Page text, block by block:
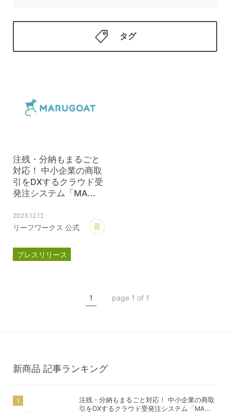
タグ
注残・分納もまるごと
対応！ 中小企業の商取
引をDXするクラウド受
発注システム「MA...
2023.12.12
リーフワークス 公式
プレスリリース
1 page 1 of 1
新商品 記事ランキング
注残・分納もまるごと対応！ 中小企業の商取
引をDXするクラウド受発注システム「MA...